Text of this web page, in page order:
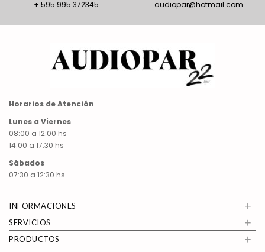
+ 595 995 372345 audiopar@hotmail.com
Horarios de Atención
Lunes a Viernes
08:00 a 12:00 hs
14:00 a 17:30 hs
Sábados
07:30 a 12:30 hs.
INFORMACIONES +
SERVICIOS +
PRODUCTOS +